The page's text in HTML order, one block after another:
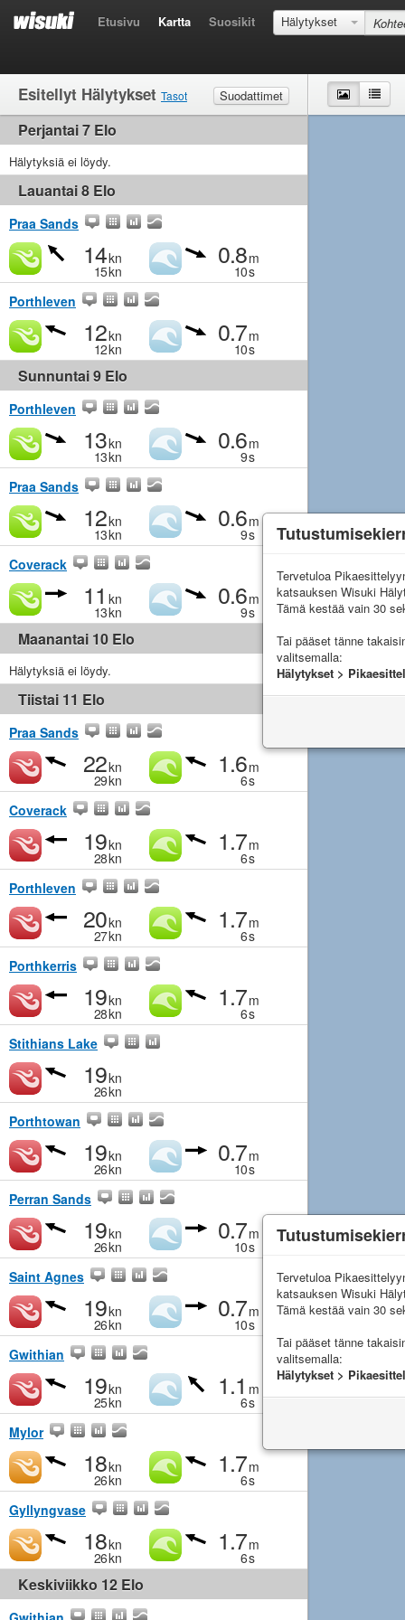
Etusivu Kartta Suosikit Hälytykset
Esitellyt Hälytykset Tasot
Suodattimet
Tuuli
Aallot
Perjantai 7 Elo
Hälytyksiä ei löydy.
Lauantai 8 Elo
Praa Sands
14kn
15kn
0.8m
10s
Porthleven
12kn
12kn
0.7m
10s
Sunnuntai 9 Elo
Porthleven
13kn
13kn
0.6m
9s
Praa Sands
12kn
13kn
0.6m
9s
Coverack
11 kn
13kn
0.6m
9s
Maanantai 10 Elo
Hälytyksiä ei löydy.
Tiistai 11 Elo
Praa Sands
22kn
29kn
1.6m
6s
Coverack
19kn
28kn
1.7m
6s
Porthleven
20kn
27kn
1.7m
6s
Porthkerris
19kn
28kn
1.7m
6s
Stithians Lake
19kn
26kn
Porthtowan
19kn
26kn
0.7m
10s
Perran Sands
19kn
26kn
0.7m
10s
Saint Agnes
19kn
26kn
0.7m
10s
Gwithian
19kn
25kn
1.1 m
6s
Mylor
18kn
26kn
1.7m
6s
Gyllyngvase
18kn
26kn
1.7m
6s
Keskiviikko 12 Elo
Kartta
Tervetuloa
katsauksen Wisuki
Tämä kestää vain 30
Tai pääset tänne
valitsemalla:
Hälytykset >
Tervetuloa
katsauksen Wisuki
Tämä kestää vain 30
Tai pääset tänne
valitsemalla:
Hälytykset >